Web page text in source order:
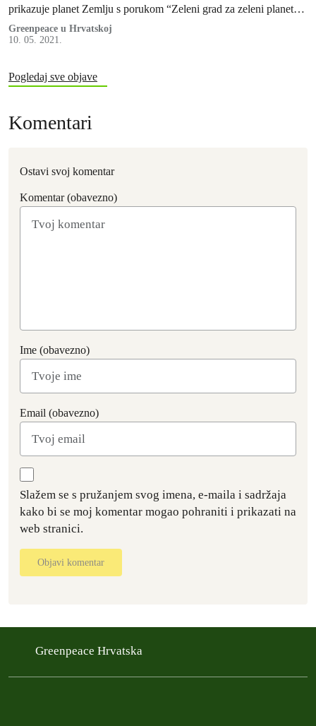
prikazuje planet Zemlju s porukom “Zeleni grad za zeleni planet”.
Time žele naglasiti važnost zelenila u gradovima u borbi protiv
klimatskih promjena. Ovom prilikom predstavljeni su i odgovori
za zeleniji Zagreb.
Greenpeace u Hrvatskoj
10. 05. 2021.
Pogledaj sve objave
Komentari
Ostavi svoj komentar
Komentar (obavezno)
Ime (obavezno)
Email (obavezno)
Slažem se s pružanjem svog imena, e-maila i sadržaja
kako bi se moj komentar mogao pohraniti i prikazati na
web stranici.
Objavi komentar
Greenpeace Hrvatska